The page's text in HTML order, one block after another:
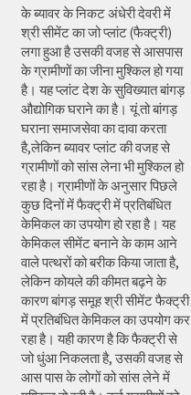
के ब्यावर के निकट अंधेरी देवरी में
श्री सीमेंट का जो प्लांट (फैक्ट्री)
लगा हुआ है उसकी वजह से आसपास
के ग्रामीणों का जीना मुश्किल हो गया
है। यह प्लांट देश के सुविख्यात बांगड़
औद्योगिक घराने का है। यूं तो बांगड़
घराना समाजसेवा का दावा करता
है,लेकिन ब्यावर प्लांट की वजह से
ग्रामीणों को सांस लेना भी मुश्किल हो
रहा है। ग्रामीणों के अनुसार पिछले
कुछ दिनों में फैक्ट्री में प्रतिबंधित
केमिकल का उपयोग हो रहा है। यह
केमिकल सीमेंट बनाने के काम आने
वाले पत्थरों को बरीक किया जाता है,
लेकिन कोयले की कीमत बढ़ने के
कारण बांगड़ समूह श्री सीमेंट फैक्ट्री
में प्रतिबंधित केमिकल का उपयोग कर
रहा है। यही कारण है कि फैक्ट्री से
जो धुंआ निकलता है, उसकी वजह से
आस पास के लोगों को सांस लेने में